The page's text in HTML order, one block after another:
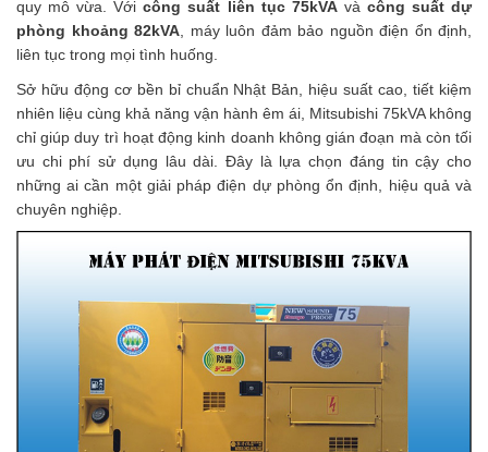
quy mô vừa. Vớicông suất liên tục 75kVAvà công suất dự
phòng khoảng 82kVA, máy luôn đảm bảo nguồn điện ổn định,
liên tục trong mọi tình huống.
Sở hữu động cơ bền bỉ chuẩn Nhật Bản, hiệu suất cao, tiết kiệm
nhiên liệu cùng khả năng vận hành êm ái, Mitsubishi 75kVA không
chỉ giúp duy trì hoạt động kinh doanh không gián đoạn mà còn tối
ưu chi phí sử dụng lâu dài. Đây là lựa chọn đáng tin cậy cho
những ai cần một giải pháp điện dự phòng ổn định, hiệu quả và
chuyên nghiệp.